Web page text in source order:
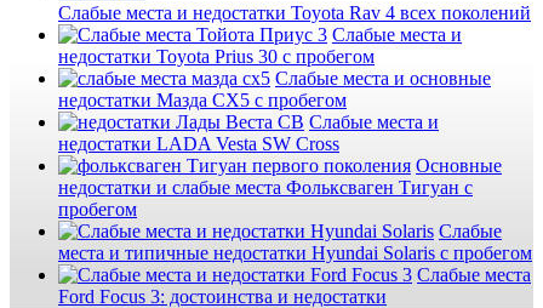
Слабые места и недостатки Toyota Rav 4 всех поколений
Слабые места и
недостатки Toyota Prius 30 с пробегом
Слабые места и основные
недостатки Мазда СХ5 с пробегом
Слабые места и
недостатки LADA Vesta SW Cross
Основные
недостатки и слабые места Фольксваген Тигуан с
пробегом
Слабые
места и типичные недостатки Hyundai Solaris с пробегом
Слабые места
Ford Focus 3: достоинства и недостатки